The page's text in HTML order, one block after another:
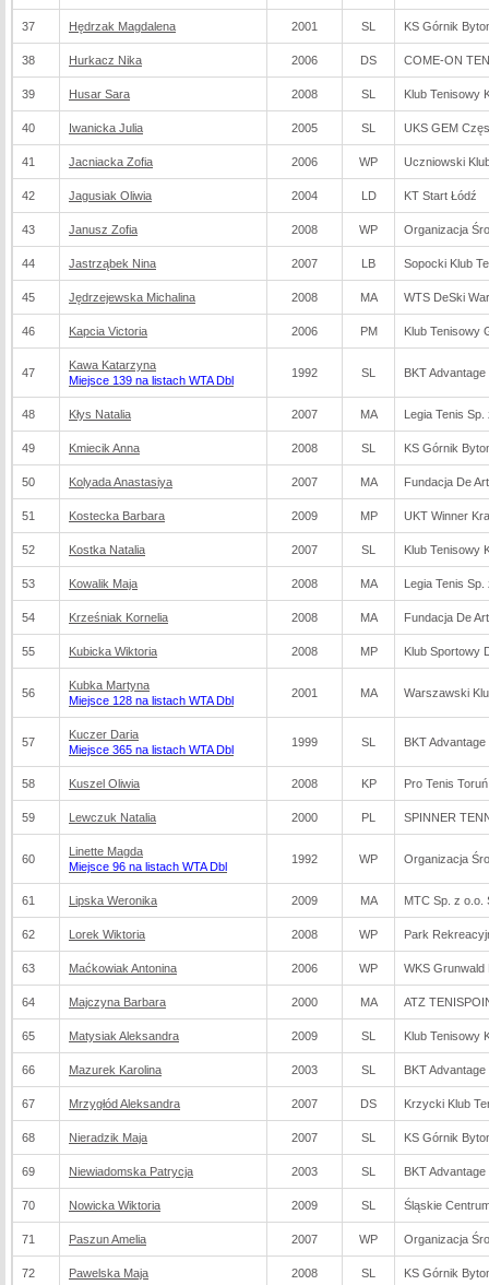
37 Hędrzak Magdalena 2001 SL KS Górnik
38 Hurkacz Nika 2006 DS COME-ON
39 Husar Sara 2008 SL Klub Tenisowy
40 Iwanicka Julia 2005 SL UKS GEM
41 Jacniacka Zofia 2006 WP Uczniowski
42 Jagusiak Oliwia 2004 LD KT Start Łódź
43 Janusz Zofia 2008 WP Organizacja
44 Jastrząbek Nina 2007 LB Sopocki Klub
45 Jędrzejewska Michalina 2008 MA WTS DeSki
46 Kapcia Victoria 2006 PM Klub Tenisowy
47
Kawa Katarzyna
Miejsce 139 na listach WTA Dbl
1992 SL BKT Advantage
48 Kłys Natalia 2007 MA Legia Tenis Sp.
49 Kmiecik Anna 2008 SL KS Górnik
50 Kolyada Anastasiya 2007 MA Fundacja De
51 Kostecka Barbara 2009 MP UKT Winner
52 Kostka Natalia 2007 SL Klub Tenisowy
53 Kowalik Maja 2008 MA Legia Tenis Sp.
54 Krześniak Kornelia 2008 MA Fundacja De
55 Kubicka Wiktoria 2008 MP Klub Sportowy
56
Kubka Martyna
Miejsce 128 na listach WTA Dbl
2001 MA Warszawski
57
Kuczer Daria
Miejsce 365 na listach WTA Dbl
1999 SL BKT Advantage
58 Kuszel Oliwia 2008 KP Pro Tenis Toruń
59 Lewczuk Natalia 2000 PL SPINNER
60
Linette Magda
Miejsce 96 na listach WTA Dbl
1992 WP Organizacja
61 Lipska Weronika 2009 MA MTC Sp. z o.o.
62 Lorek Wiktoria 2008 WP Park
63 Maćkowiak Antonina 2006 WP WKS Grunwald
64 Majczyna Barbara 2000 MA ATZ
65 Matysiak Aleksandra 2009 SL Klub Tenisowy
66 Mazurek Karolina 2003 SL BKT Advantage
67 Mrzygłód Aleksandra 2007 DS Krzycki Klub
68 Nieradzik Maja 2007 SL KS Górnik
69 Niewiadomska Patrycja 2003 SL BKT Advantage
70 Nowicka Wiktoria 2009 SL Śląskie
71 Paszun Amelia 2007 WP Organizacja
72 Pawelska Maja 2008 SL KS Górnik